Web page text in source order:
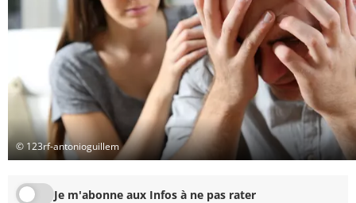
© 123rf-antonioguillem
Je m'abonne aux Infos à ne pas rater